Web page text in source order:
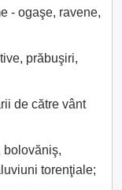
- ogaşe, ravene,
prăbuşiri,
de către vânt
bolovăniş,
torenţiale;